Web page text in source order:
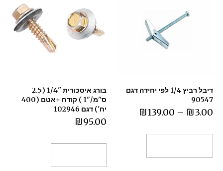
דיבל רביץ 1/4 לפי יחידה דגם
90547
₪3.00
–
₪139.00
בורג איסכורית "1/4 (2.5
ס"מ/"1 ) קודח +אטם (400
יח') דגם 102946
₪95.00